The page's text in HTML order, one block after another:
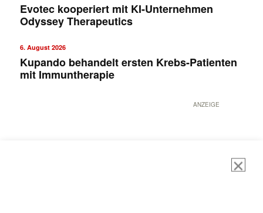
Evotec kooperiert mit KI-Unternehmen
Odyssey Therapeutics
6. August 2026
Kupando behandelt ersten Krebs-Patienten
mit Immuntherapie
ANZEIGE